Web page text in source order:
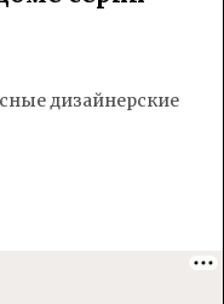
дизайнерские